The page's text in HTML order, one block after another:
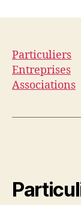
Particuliers
Entreprises
Associations